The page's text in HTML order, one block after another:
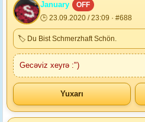
January
OFF
🕒 23.09.2020 / 23:09 · #688
🏷 Du Bist Schmerzhaft Schön.
Gecəviz xeyrə :")
Yuxarı